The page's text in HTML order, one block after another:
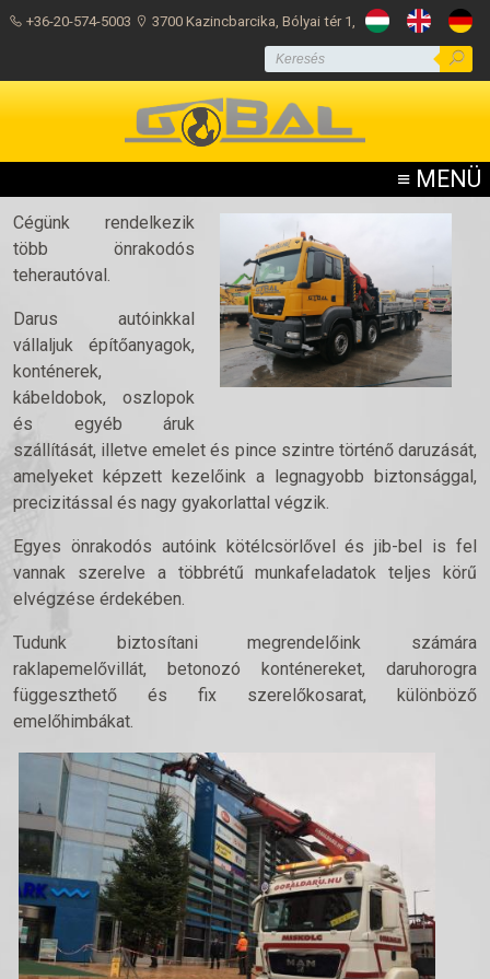
+36-20-574-5003 3700 Kazincbarcika, Bólyai tér 1,
≡ MENÜ
Cégünk rendelkezik
több önrakodós
teherautóval.
Darus autóinkkal
vállaljuk építőanyagok,
konténerek,
kábeldobok, oszlopok
és egyéb áruk
szállítását, illetve emelet és pince szintre történő daruzását,
amelyeket képzett kezelőink a legnagyobb biztonsággal,
precizitással és nagy gyakorlattal végzik.
Egyes önrakodós autóink kötélcsörlővel és jib-bel is fel
vannak szerelve a többrétű munkafeladatok teljes körű
elvégzése érdekében.
Tudunk biztosítani megrendelőink számára
raklapemelővillát, betonozó konténereket, daruhorogra
függeszthető és fix szerelőkosarat, különböző
emelőhimbákat.